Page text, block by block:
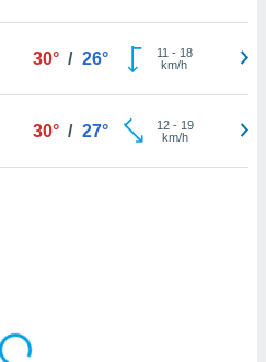
30° / 26° 11 - 18
km/h
30° / 27° 12- 19
km/h